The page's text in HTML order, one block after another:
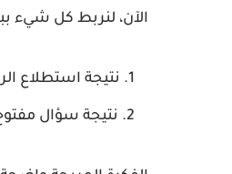
الآن، لنربط كل
نتيجة استطلاع
نتيجة سؤال